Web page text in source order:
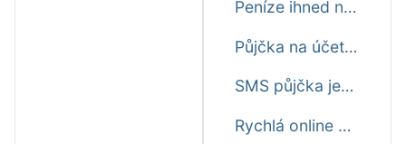
Peníze ihned na účet ještě dnes
Půjčka na účet do výplaty ještě dnes
SMS půjčka ještě dnes ihned
Rychlá online půjčka ještě dnes